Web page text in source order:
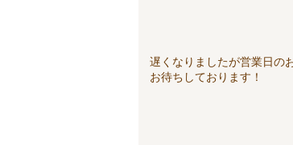
遅くなりましたが営業日の
お待ちしております！